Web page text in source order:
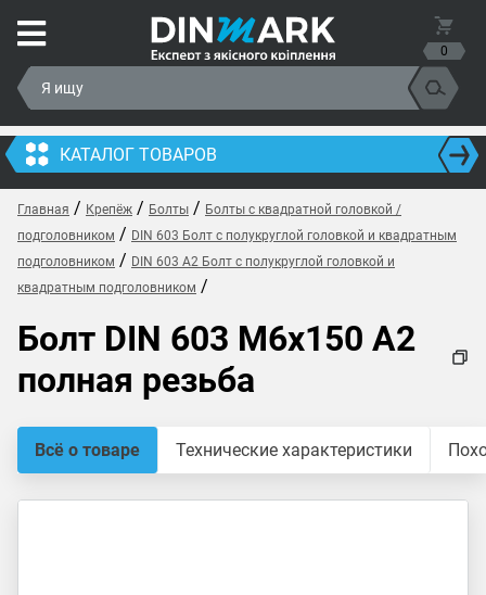
0
КАТАЛОГ ТОВАРОВ
Главная / Крепёж / Болты / Болты с квадратной головкой /
подголовником / DIN 603 Болт с полукруглой головкой и квадратным
подголовником / DIN 603 A2 Болт с полукруглой головкой и
квадратным подголовником /
Болт DIN 603 M6x150 A2
полная резьба
Всё о товаре Технические характеристики